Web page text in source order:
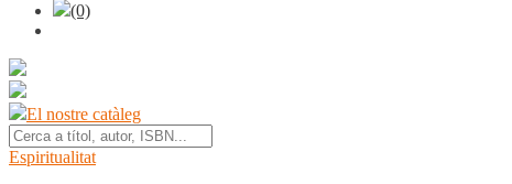
(0)
El nostre catàleg
Espiritualitat